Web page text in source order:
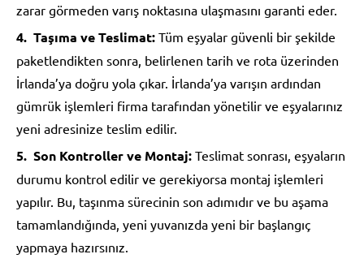
zarar görmeden varış noktasına ulaşmasını garanti eder.
Taşıma ve Teslimat: Tüm eşyalar güvenli bir şekilde
paketlendikten sonra, belirlenen tarih ve rota üzerinden
İrlanda’ya doğru yola çıkar. İrlanda’ya varışın ardından
gümrük işlemleri firma tarafından yönetilir ve eşyalarınız
yeni adresinize teslim edilir.
Son Kontroller ve Montaj: Teslimat sonrası, eşyaların
durumu kontrol edilir ve gerekiyorsa montaj işlemleri
yapılır. Bu, taşınma sürecinin son adımıdır ve bu aşama
tamamlandığında, yeni yuvanızda yeni bir başlangıç
yapmaya hazırsınız.